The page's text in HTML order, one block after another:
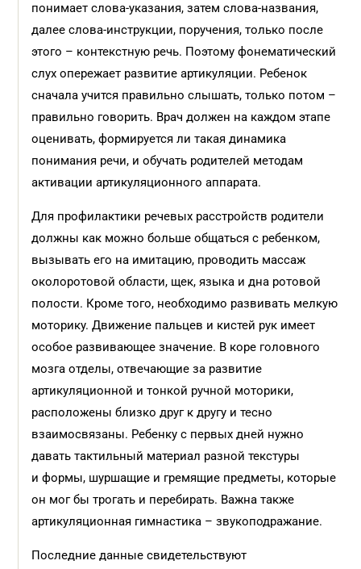
понимает слова-указания, затем слова-названия,
далее слова-инструкции, поручения, только после
этого – контекстную речь. Поэтому фонематический
слух опережает развитие артикуляции. Ребенок
сначала учится правильно слышать, только потом –
правильно говорить. Врач должен на каждом этапе
оценивать, формируется ли такая динамика
понимания речи, и обучать родителей методам
активации артикуляционного аппарата.
Для профилактики речевых расстройств родители
должны как можно больше общаться с ребенком,
вызывать его на имитацию, проводить массаж
околоротовой области, щек, языка и дна ротовой
полости. Кроме того, необходимо развивать мелкую
моторику. Движение пальцев и кистей рук имеет
особое развивающее значение. В коре головного
мозга отделы, отвечающие за развитие
артикуляционной и тонкой ручной моторики,
расположены близко друг к другу и тесно
взаимосвязаны. Ребенку с первых дней нужно
давать тактильный материал разной текстуры
и формы, шуршащие и гремящие предметы, которые
он мог бы трогать и перебирать. Важна также
артикуляционная гимнастика – звукоподражание.
Последние данные свидетельствуют